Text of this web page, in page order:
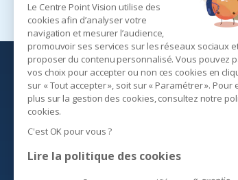
Ophtalmologue autour de moi
Questions Fréquentes
Le Centre Point Vision utilise des
cookies afin d’analyser votre
navigation et mesurer l’audience,
promouvoir ses services sur les réseaux sociaux
proposer du contenu personnalisé. Vous pouvez
vos choix pour accepter ou non ces cookies en
sur « Tout accepter », soit sur « Paramétrer ». Pour
plus sur la gestion des cookies, consultez notre
cookies.
C'est OK pour vous ?
Lire la politique des cookies